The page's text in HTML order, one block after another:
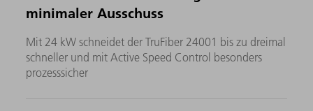
minimaler Ausschuss​
Mit 24 kW schneidet der TruFiber 24001 bis zu dreimal
schneller und mit Active Speed Control besonders
prozesssicher